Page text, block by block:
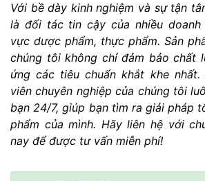
Với bề dày kinh nghiệm và sự tận
là đối tác tin cậy của nhiều
vực dược phẩm, thực phẩm. Sản
chúng tôi không chỉ đảm bảo chất
ứng các tiêu chuẩn khắt khe
viên chuyên nghiệp của chúng tôi
bạn 24/7, giúp bạn tìm ra giải pháp
phẩm của mình. Hãy liên hệ với
nay để được tư vấn miễn phí!